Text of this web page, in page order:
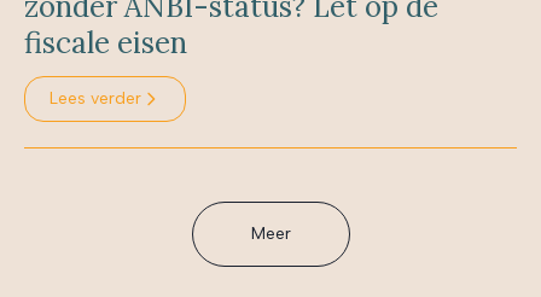
fiscale eisen
Lees verder
Meer